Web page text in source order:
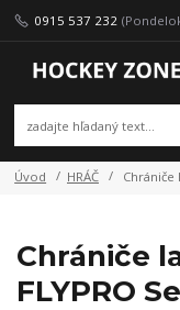
0915 537 232
Úvod HRÁČ Chrániče
Chrániče
FLYPRO